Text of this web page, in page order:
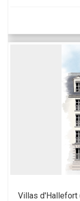
Villas